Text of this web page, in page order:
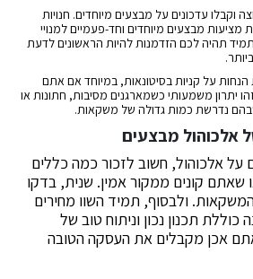
וקבלו עדכונים על מבצעים מיוחדים. חנויות
מציעות מבצעים מיוחדים וחד-פעמיים למנויי
תהיה לכם הזדמנות להיות הראשונים לדעת
הנחות על קניות בסיטונאות, במיוחד אם אתם
יתרון משמעותי כשמארגנים מסיבות, חתונות או
נדרשת כמות גדולה של משקאות.
אלכוהול מבצעים
אלכוהול, חשוב לזכור כמה כללים
שאתם קונים ממקור אמין. שנית, בדקו
ולבסוף, תמיד השוו מחירים
כוללת תכנון נכון וניתוח טוב של
אכן מקבלים את העסקה הטובה